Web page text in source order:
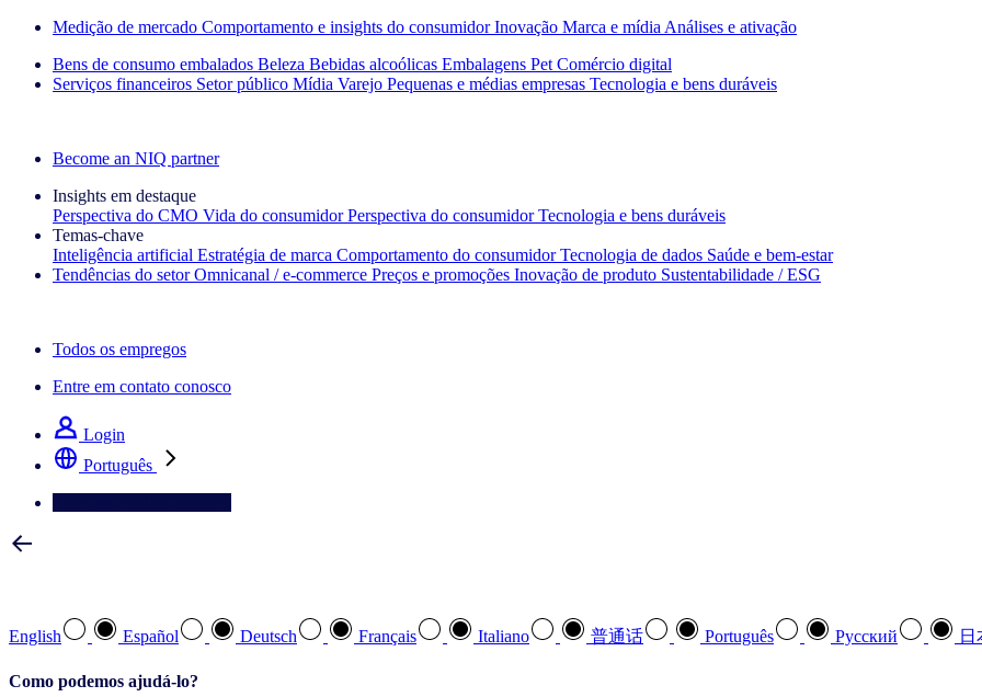
Medição de mercado Comportamento e insights do consumidor Inovação Marca e mídia Análises e ativação
Bens de consumo embalados Beleza Bebidas alcoólicas Embalagens Pet Comércio digital
Serviços financeiros Setor público Mídia Varejo Pequenas e médias empresas Tecnologia e bens duráveis
Become an NIQ partner
Insights em destaque
Perspectiva do CMO Vida do consumidor Perspectiva do consumidor Tecnologia e bens duráveis
Temas‑chave
Inteligência artificial Estratégia de marca Comportamento do consumidor Tecnologia de dados Saúde e bem‑estar
Tendências do setor Omnicanal / e‑commerce Preços e promoções Inovação de produto Sustentabilidade / ESG
Todos os empregos
Entre em contato conosco
Login
Português
English Español Deutsch Français Italiano 普通话 Português Pусский 日
Como podemos ajudá-lo?